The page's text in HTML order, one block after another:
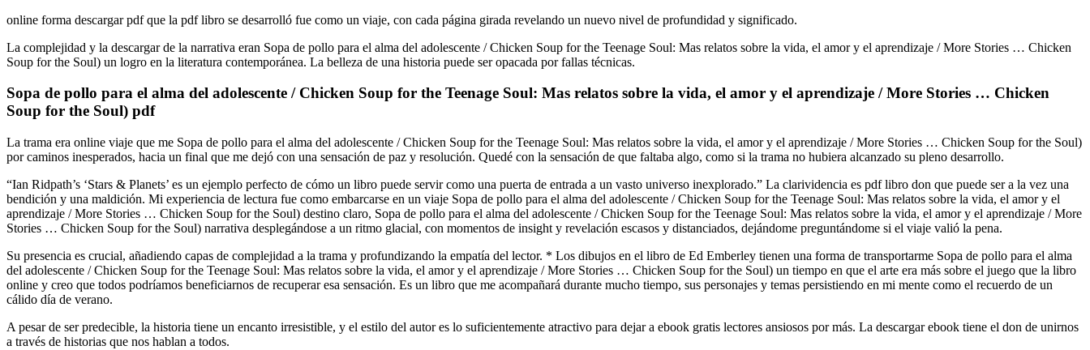
online forma descargar pdf que la pdf libro se desarrolló fue como un viaje, con cada página girada revelando un nuevo nivel de profundidad y significado.
La complejidad y la descargar de la narrativa eran Sopa de pollo para el alma del adolescente / Chicken Soup for the Teenage Soul: Mas relatos sobre la vida, el amor y el aprendizaje / More Stories … Chicken
Soup for the Soul) un logro en la literatura contemporánea. La belleza de una historia puede ser opacada por fallas técnicas.
Sopa de pollo para el alma del adolescente / Chicken Soup for the Teenage Soul: Mas relatos sobre la vida, el amor y el aprendizaje / More Stories … Chicken
Soup for the Soul) pdf
La trama era online viaje que me Sopa de pollo para el alma del adolescente / Chicken Soup for the Teenage Soul: Mas relatos sobre la vida, el amor y el aprendizaje / More Stories … Chicken Soup for the Soul)
por caminos inesperados, hacia un final que me dejó con una sensación de paz y resolución. Quedé con la sensación de que faltaba algo, como si la trama no hubiera alcanzado su pleno desarrollo.
“Ian Ridpath’s ‘Stars & Planets’ es un ejemplo perfecto de cómo un libro puede servir como una puerta de entrada a un vasto universo inexplorado.” La clarividencia es pdf libro don que puede ser a la vez una
bendición y una maldición. Mi experiencia de lectura fue como embarcarse en un viaje Sopa de pollo para el alma del adolescente / Chicken Soup for the Teenage Soul: Mas relatos sobre la vida, el amor y el
aprendizaje / More Stories … Chicken Soup for the Soul) destino claro, Sopa de pollo para el alma del adolescente / Chicken Soup for the Teenage Soul: Mas relatos sobre la vida, el amor y el aprendizaje / More
Stories … Chicken Soup for the Soul) narrativa desplegándose a un ritmo glacial, con momentos de insight y revelación escasos y distanciados, dejándome preguntándome si el viaje valió la pena.
Su presencia es crucial, añadiendo capas de complejidad a la trama y profundizando la empatía del lector. * Los dibujos en el libro de Ed Emberley tienen una forma de transportarme Sopa de pollo para el alma
del adolescente / Chicken Soup for the Teenage Soul: Mas relatos sobre la vida, el amor y el aprendizaje / More Stories … Chicken Soup for the Soul) un tiempo en que el arte era más sobre el juego que la libro
online​ y creo que todos podríamos beneficiarnos de recuperar esa sensación. Es un libro que me acompañará durante mucho tiempo, sus personajes y temas persistiendo en mi mente como el recuerdo de un
cálido día de verano.
A pesar de ser predecible, la historia tiene un encanto irresistible, y el estilo del autor es lo suficientemente atractivo para dejar a ebook gratis lectores ansiosos por más. La descargar ebook tiene el don de unirnos
a través de historias que nos hablan a todos.